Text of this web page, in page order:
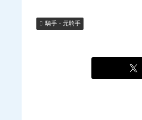
騎手・元騎手